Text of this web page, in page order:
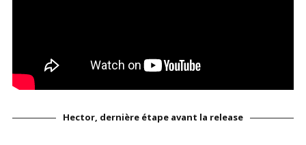
Hector, dernière étape avant la release